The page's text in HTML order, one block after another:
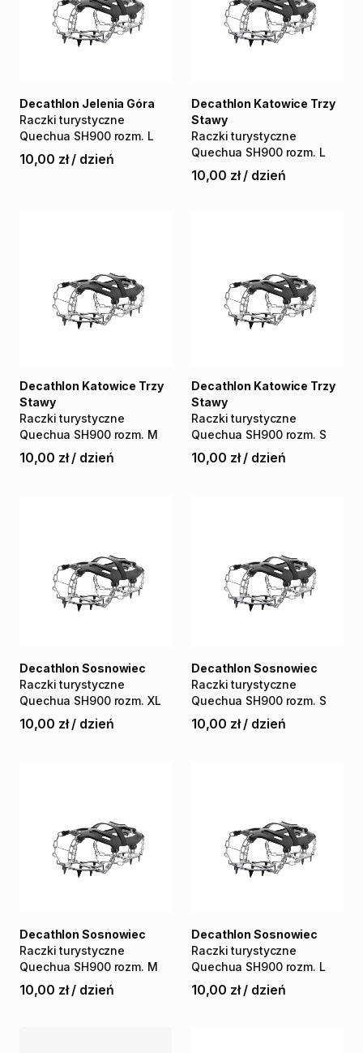
Raczki turystyczne
Quechua SH900 rozm. L
Decathlon Jelenia Góra
10,00 zł / dzień
Raczki turystyczne
Quechua SH900 rozm. L
Decathlon Katowice Trzy
Stawy
10,00 zł / dzień
Raczki turystyczne
Quechua SH900 rozm. M
Decathlon Katowice Trzy
Stawy
10,00 zł / dzień
Raczki turystyczne
Quechua SH900 rozm. S
Decathlon Katowice Trzy
Stawy
10,00 zł / dzień
Raczki turystyczne
Quechua SH900 rozm. XL
Decathlon Sosnowiec
10,00 zł / dzień
Raczki turystyczne
Quechua SH900 rozm. S
Decathlon Sosnowiec
10,00 zł / dzień
Raczki turystyczne
Quechua SH900 rozm. M
Decathlon Sosnowiec
10,00 zł / dzień
Raczki turystyczne
Quechua SH900 rozm. L
Decathlon Sosnowiec
10,00 zł / dzień